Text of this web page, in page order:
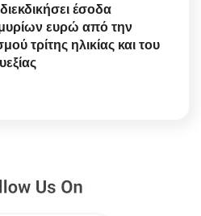
έσοδα
ευρώ από την
τρίτης ηλικίας και του